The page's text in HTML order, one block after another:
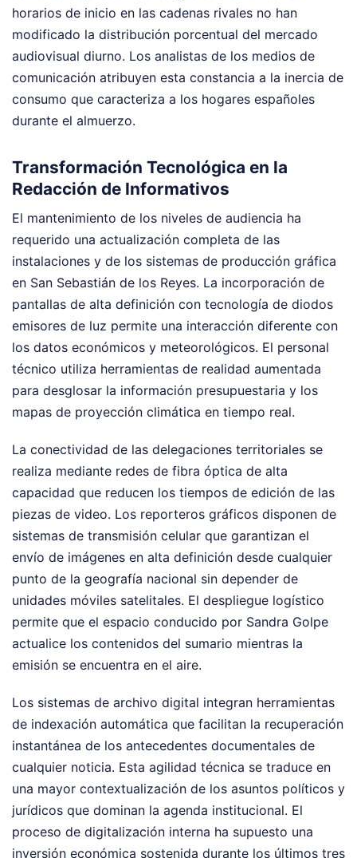
horarios de inicio en las cadenas rivales no han
modificado la distribución porcentual del mercado
audiovisual diurno. Los analistas de los medios de
comunicación atribuyen esta constancia a la inercia de
consumo que caracteriza a los hogares españoles
durante el almuerzo.
Transformación Tecnológica en la
Redacción de Informativos
El mantenimiento de los niveles de audiencia ha
requerido una actualización completa de las
instalaciones y de los sistemas de producción gráfica
en San Sebastián de los Reyes. La incorporación de
pantallas de alta definición con tecnología de diodos
emisores de luz permite una interacción diferente con
los datos económicos y meteorológicos. El personal
técnico utiliza herramientas de realidad aumentada
para desglosar la información presupuestaria y los
mapas de proyección climática en tiempo real.
La conectividad de las delegaciones territoriales se
realiza mediante redes de fibra óptica de alta
capacidad que reducen los tiempos de edición de las
piezas de video. Los reporteros gráficos disponen de
sistemas de transmisión celular que garantizan el
envío de imágenes en alta definición desde cualquier
punto de la geografía nacional sin depender de
unidades móviles satelitales. El despliegue logístico
permite que el espacio conducido por Sandra Golpe
actualice los contenidos del sumario mientras la
emisión se encuentra en el aire.
Los sistemas de archivo digital integran herramientas
de indexación automática que facilitan la recuperación
instantánea de los antecedentes documentales de
cualquier noticia. Esta agilidad técnica se traduce en
una mayor contextualización de los asuntos políticos y
jurídicos que dominan la agenda institucional. El
proceso de digitalización interna ha supuesto una
inversión económica sostenida durante los últimos tres